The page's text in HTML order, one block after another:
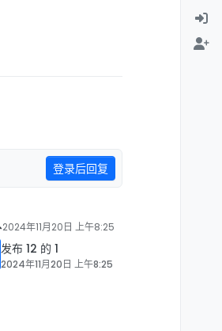
登录后回复
2024年11月20日 上午8:25
发布 12 的 1
2024年11月20日 上午8:25